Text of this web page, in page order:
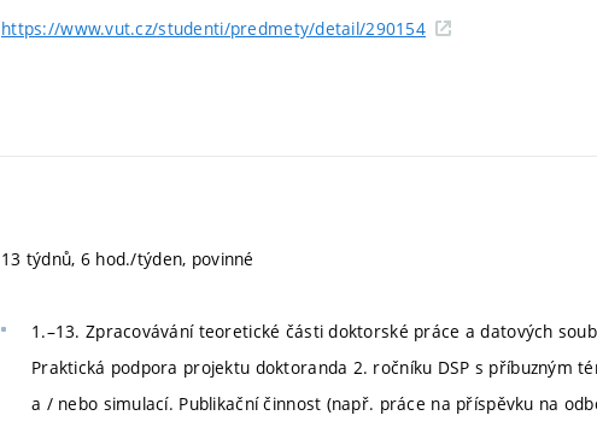
https://www.vut.cz/studenti/predmety/detail/290154
13 týdnů, 6 hod./týden, povinné
1.–13. Zpracovávání teoretické části doktorské práce a datových
Praktická podpora projektu doktoranda 2. ročníku DSP s příbuzným
a / nebo simulací. Publikační činnost (např. práce na příspěvku na